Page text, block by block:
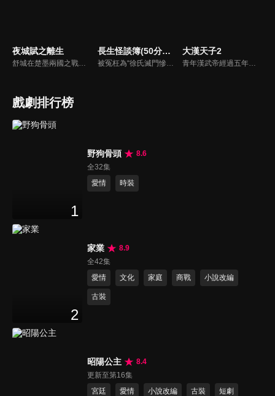
夜城賦之離生
舒城在楚墨兩國之戰中落敗，並成為了墨國五皇女莫茴的魂器。失去自我意識的舒城跟隨姐姐莫茹回到墨國，面對失而復得的妹妹，莫茹欣喜又憂慮。為了保護親人和國家她棄醫從戎，甚至為了保護莫茴不惜被砍掉一條手臂，然而這一切都阻擋不了局勢的動盪不安...
長生怪談簿(50分鐘版)
被冤枉為“徐氏滅門慘案”兇手的主人公在多年後深陷倖存者的複仇圈套，成功說服其共同對抗真兇，並找出真相的故事。整個故事發生在一個荒山客棧，眾人鬥智斗勇，一步步揭開每個人的秘密，還原案件本來面目。
大漢天子2
青年漢武帝經過五年執政，平息後宮勢力、抗拒外患入侵、粉碎政變陰謀，坐穩了皇帝寶座，正是開展雄才大略之時。能臣汲黯受到賞識，並引薦另一位奇才主父偃，漢武帝視其張固再世，委以重任。國力強盛使漢武帝屢屢北伐外族，只是規模巨大的戰爭使漢室逐漸捉襟見肘，諸侯勢力蠢蠢欲動。
戲劇排行榜
1
野狗骨頭
8.6
全32集
愛情
時裝
2
家業
8.9
全42集
愛情
文化 家庭 商戰 小說改編
古裝
昭陽公主
8.4
更新至第16集
宮廷
愛情 小說改編 古裝 短劇